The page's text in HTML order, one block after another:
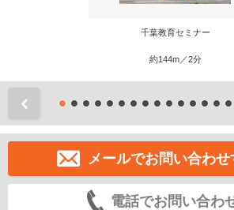
千葉教育セミナー
約144m／2分
メールでお問い合わせ
電話でお問い合わ